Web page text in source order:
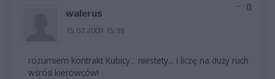
walerus
15.07.2009 15:39
0
rozumiem kontrakt Kubicy... niestety... i liczę na duży ruch
wśród kierowców!